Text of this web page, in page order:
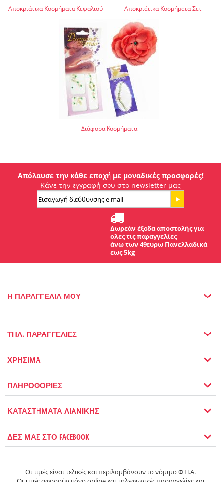
Αποκριάτικα Κοσμήματα Κεφαλιού Αποκριάτικα Κοσμήματα Σετ
Διάφορα Κοσμήματα
Απόλαυσε την κάθε εποχή με μοναδικές προσφορές!
Κάνε την εγγραφή σου στο newsletter μας
Δωρεάν έξοδα αποστολής για
ολες τις παραγγελίες
άνω των 49ευρω Πανελλαδικά
εως 5kg
Η ΠΑΡΑΓΓΕΛΙΑ ΜΟΥ
ΤΗΛ. ΠΑΡΑΓΓΕΛΙΕΣ
ΧΡΗΣΙΜΑ
ΠΛΗΡΟΦΟΡΙΕΣ
ΚΑΤΑΣΤΗΜΑΤΑ ΛΙΑΝΙΚΗΣ
ΔΕΣ ΜΑΣ ΣΤΟ FACEBOOK
Οι τιμές είναι τελικές και περιλαμβάνουν το νόμιμο Φ.Π.Α.